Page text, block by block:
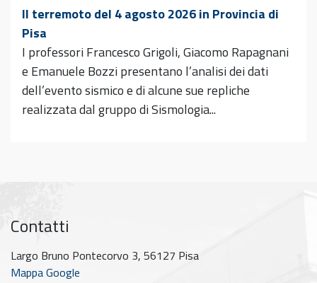
Il terremoto del 4 agosto 2026 in Provincia di
Pisa
I professori Francesco Grigoli, Giacomo Rapagnani
e Emanuele Bozzi presentano l’analisi dei dati
dell’evento sismico e di alcune sue repliche
realizzata dal gruppo di Sismologia...
Contatti
Largo Bruno Pontecorvo 3, 56127 Pisa
Mappa Google